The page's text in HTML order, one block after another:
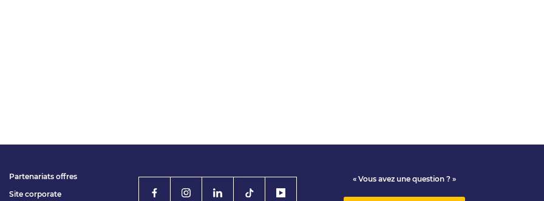
Partenariats offres
Site corporate
« Vous avez une question ? »